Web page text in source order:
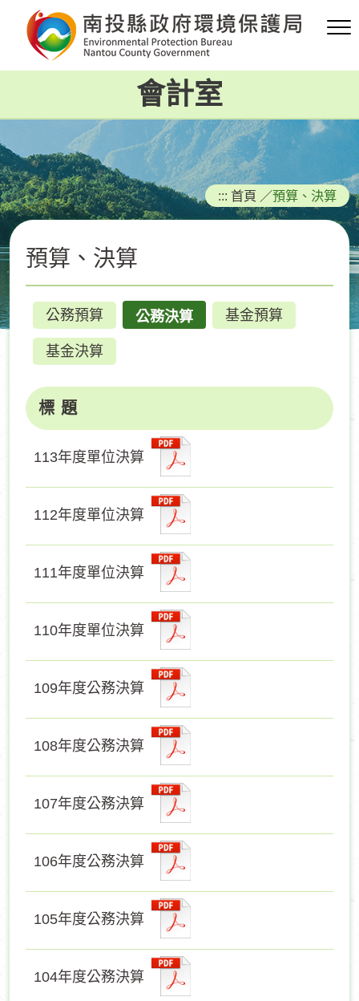
要
容
區
塊
會計室
::: 首頁 ／預算、決算
預算、決算
公務預算 公務決算 基金預算
基金決算
標 題
113年度單位決算
112年度單位決算
111年度單位決算
110年度單位決算
109年度公務決算
108年度公務決算
107年度公務決算
106年度公務決算
105年度公務決算
104年度公務決算